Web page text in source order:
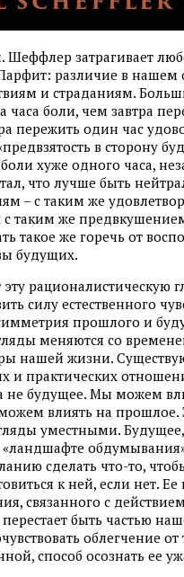
затрагивает
различие в
и страданиям.
часа боли, чем завтра
пережить один час
в сторону
хуже одного часа,
что лучше быть
– с таким же
с таким же
такое же горечь от
будущих.
рационалистическую
силу естественного
прошлого и
меняются со
нашей жизни.
и практических
будущее. Мы можем
влиять на прошлое.
уместными.
сделать что-то,
к ней, если нет.
связанного с
быть частью
облегчение от
способ осознать ее